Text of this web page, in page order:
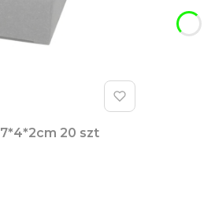
20 szt